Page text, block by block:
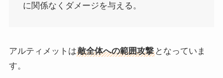
に関係なくダメージを与える。
アルティメットは敵全体への範囲攻撃となっていま
す。